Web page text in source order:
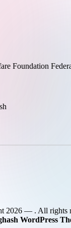
Foundation
2026 — . All rights
WordPress